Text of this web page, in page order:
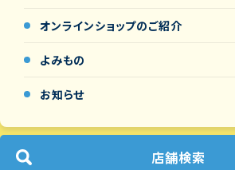
オンラインショップのご紹介
よみもの
お知らせ
店舗検索